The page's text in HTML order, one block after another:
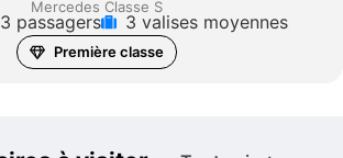
Mercedes Classe S
passagers 3 valises moyennes
Première classe